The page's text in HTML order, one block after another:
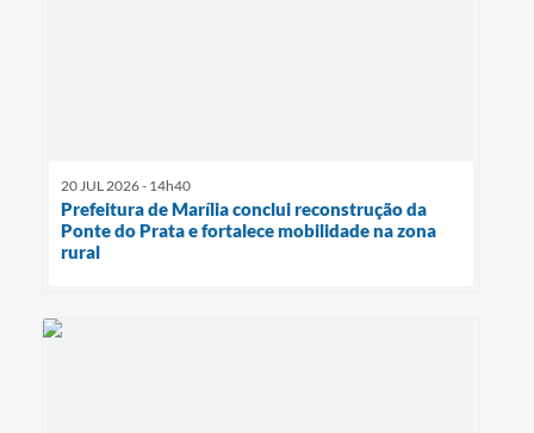
20 JUL 2026 - 14h40
Prefeitura de Marília conclui reconstrução da
Ponte do Prata e fortalece mobilidade na zona
rural